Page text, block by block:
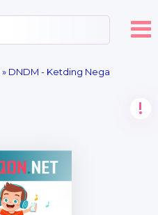
» DNDM - Ketding Nega
!